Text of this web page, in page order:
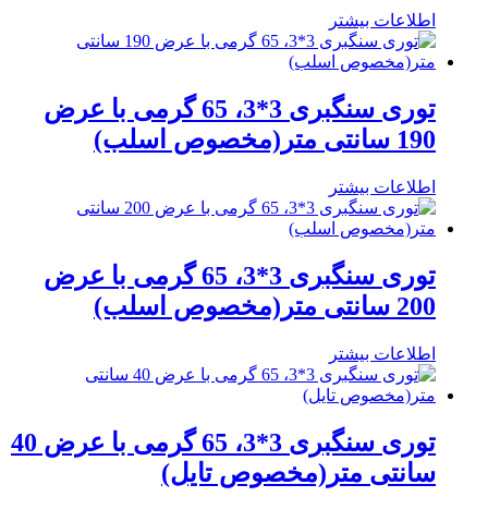
اطلاعات بیشتر
توری سنگبری 3*3، 65 گرمی با عرض
190 سانتی متر(مخصوص اسلب)
اطلاعات بیشتر
توری سنگبری 3*3، 65 گرمی با عرض
200 سانتی متر(مخصوص اسلب)
اطلاعات بیشتر
توری سنگبری 3*3، 65 گرمی با عرض 40
سانتی متر(مخصوص تایل)